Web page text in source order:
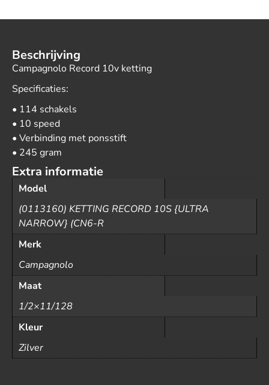
Beschrijving
Campagnolo Record 10v ketting
Specificaties:
• 114 schakels
• 10 speed
• Verbinding met ponsstift
• 245 gram
Extra informatie
Model
(0113160) KETTING RECORD 10S {ULTRA
NARROW} (CN6-R
Merk
Campagnolo
Maat
1/2×11/128
Kleur
Zilver